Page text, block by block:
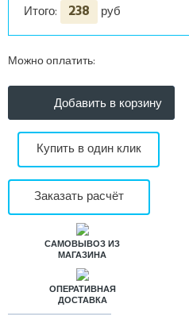
Итого:
238 руб
Можно оплатить:
Купить в один клик
Заказать расчёт
САМОВЫВОЗ ИЗ
МАГАЗИНА
ОПЕРАТИВНАЯ
ДОСТАВКА